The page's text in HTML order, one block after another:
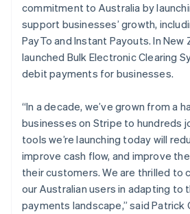
commitment to Australia by
support businesses’ growth,
PayTo and Instant Payouts. In New
launched Bulk Electronic Clearing
debit payments for businesses.
“In a decade, we’ve grown from a
businesses on Stripe to hundreds
tools we’re launching today will
improve cash flow, and improve
their customers. We are thrilled to
our Australian users in adapting to
payments landscape,” said Patrick